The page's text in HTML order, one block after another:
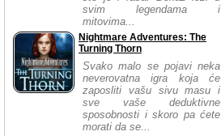
svim legendama i
mitovima...
Nightmare Adventures: The
Turning Thorn
Svako malo se pojavi neka
neverovatna igra koja će
zaposliti vašu sivu masu i
sve vaše deduktivne
sposobnosti i skoro pa ćete
morati da se...